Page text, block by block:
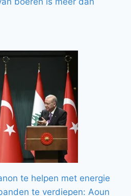
te helpen met energie
te verdiepen: Aoun